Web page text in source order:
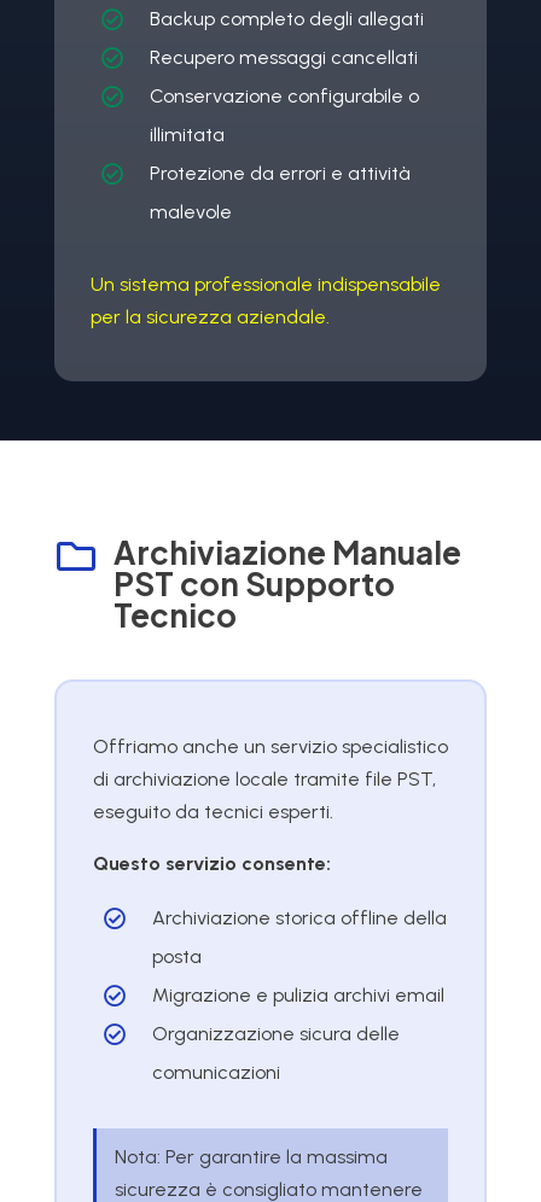
 Backup completo degli allegati
 Recupero messaggi cancellati

Conservazione configurabile o
illimitata

Protezione da errori e attività
malevole
Un sistema professionale indispensabile
per la sicurezza aziendale.
 Archiviazione Manuale
PST con Supporto
Tecnico
Offriamo anche un servizio specialistico
di archiviazione locale tramite file PST,
eseguito da tecnici esperti.
Questo servizio consente:

Archiviazione storica offline della
posta
 Migrazione e pulizia archivi email

Organizzazione sicura delle
comunicazioni
Nota: Per garantire la massima
sicurezza è consigliato mantenere